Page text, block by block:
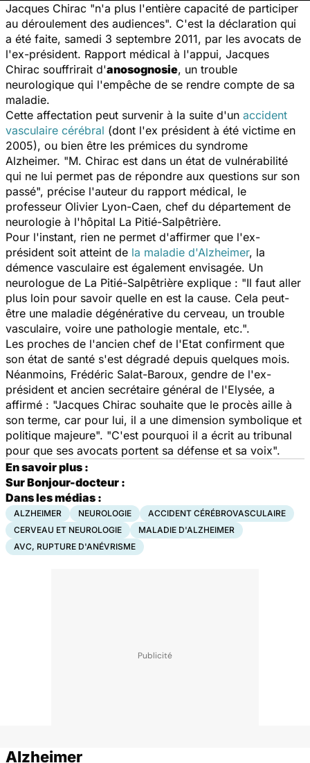
Jacques Chirac "n'a plus l'entière capacité de participer
au déroulement des audiences". C'est la déclaration qui
a été faite, samedi 3 septembre 2011, par les avocats de
l'ex-président. Rapport médical à l'appui, Jacques
Chirac souffrirait d'anosognosie, un trouble
neurologique qui l'empêche de se rendre compte de sa
maladie.
Cette affectation peut survenir à la suite d'un accident
vasculaire cérébral (dont l'ex président à été victime en
2005), ou bien être les prémices du syndrome
Alzheimer. "M. Chirac est dans un état de vulnérabilité
qui ne lui permet pas de répondre aux questions sur son
passé", précise l'auteur du rapport médical, le
professeur Olivier Lyon-Caen, chef du département de
neurologie à l'hôpital La Pitié-Salpêtrière.
Pour l'instant, rien ne permet d'affirmer que l'ex-
président soit atteint de la maladie d'Alzheimer, la
démence vasculaire est également envisagée. Un
neurologue de La Pitié-Salpêtrière explique : "Il faut aller
plus loin pour savoir quelle en est la cause. Cela peut-
être une maladie dégénérative du cerveau, un trouble
vasculaire, voire une pathologie mentale, etc.".
Les proches de l'ancien chef de l'Etat confirment que
son état de santé s'est dégradé depuis quelques mois.
Néanmoins, Frédéric Salat-Baroux, gendre de l'ex-
président et ancien secrétaire général de l'Elysée, a
affirmé : "Jacques Chirac souhaite que le procès aille à
son terme, car pour lui, il a une dimension symbolique et
politique majeure". "C'est pourquoi il a écrit au tribunal
pour que ses avocats portent sa défense et sa voix".
En savoir plus :
Sur Bonjour-docteur :
Dans les médias :
ALZHEIMER NEUROLOGIE
ACCIDENT CÉRÉBROVASCULAIRE
CERVEAU ET NEUROLOGIE
MALADIE D'ALZHEIMER
AVC, RUPTURE D'ANÉVRISME
Alzheimer